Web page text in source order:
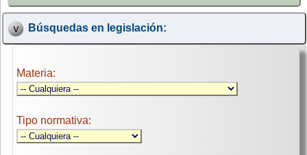
Búsquedas en legislación:
Materia:
Tipo normativa: